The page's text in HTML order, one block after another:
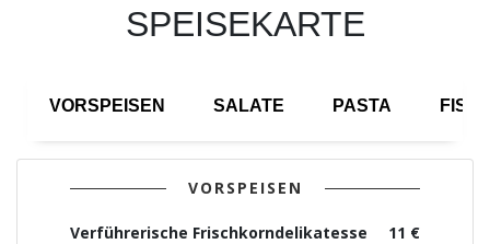
SPEISEKARTE
VORSPEISEN SALATE PASTA
VORSPEISEN
11 €
Verführerische Frischkorndelikatesse